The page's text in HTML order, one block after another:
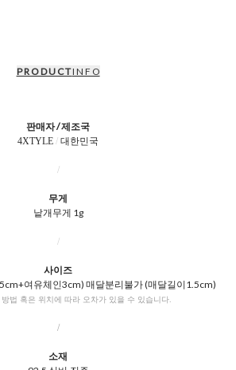
P R O D U C TI N F O
판매자 / 제조국
4XTYLE / 대한민국
/
무게
낱개무게 1g
/
사이즈
여유체인3cm) 매달분리불가 (매달길이1.5cm)
법 혹은 위치에 따라 오차가 있을 수 있습니다.
/
소재